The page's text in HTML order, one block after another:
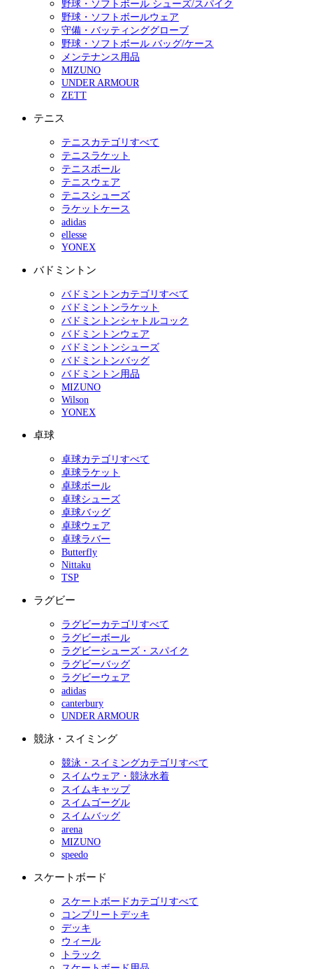
野球・ソフトボール シューズ/スパイク
野球・ソフトボールウェア
守備・バッティンググローブ
野球・ソフトボール バッグ/ケース
メンテナンス用品
MIZUNO
UNDER ARMOUR
ZETT
テニス
テニスカテゴリすべて
テニスラケット
テニスボール
テニスウェア
テニスシューズ
ラケットケース
adidas
ellesse
YONEX
バドミントン
バドミントンカテゴリすべて
バドミントンラケット
バドミントンシャトルコック
バドミントンウェア
バドミントンシューズ
バドミントンバッグ
バドミントン用品
MIZUNO
Wilson
YONEX
卓球
卓球カテゴリすべて
卓球ラケット
卓球ボール
卓球シューズ
卓球バッグ
卓球ウェア
卓球ラバー
Butterfly
Nittaku
TSP
ラグビー
ラグビーカテゴリすべて
ラグビーボール
ラグビーシューズ・スパイク
ラグビーバッグ
ラグビーウェア
adidas
canterbury
UNDER ARMOUR
競泳・スイミング
競泳・スイミングカテゴリすべて
スイムウェア・競泳水着
スイムキャップ
スイムゴーグル
スイムバッグ
arena
MIZUNO
speedo
スケートボード
スケートボードカテゴリすべて
コンプリートデッキ
デッキ
ウィール
トラック